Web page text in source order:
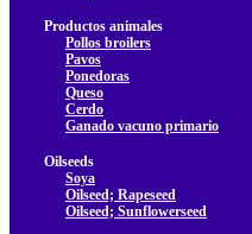
Productos animales
Pollos broilers
Pavos
Ponedoras
Queso
Cerdo
Ganado vacuno primario
Oilseeds
Soya
Oilseed; Rapeseed
Oilseed; Sunflowerseed